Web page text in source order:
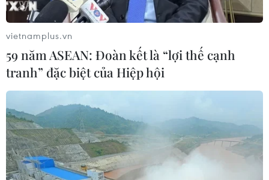
Xem thêm
CƠ QUAN CHỦ QUẢN: THÔNG TẤN XÃ VIỆT NAM
Tổng Biên tập: TRẦN TIẾN DUẨN
vietnamplus.vn
59 năm ASEAN: Đoàn kết là “lợi thế cạnh
tranh” đặc biệt của Hiệp hội